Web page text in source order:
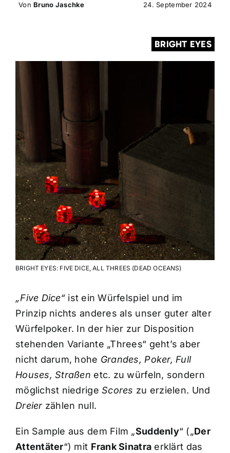
VonBruno Jaschke 24. September 2024
BRIGHT EYES
BRIGHT EYES: FIVE DICE, ALL THREES (DEAD OCEANS)
„Five Dice“ist ein Würfelspiel und im
Prinzip nichts anderes als unser guter alter
Würfelpoker. In der hier zur Disposition
stehenden Variante „Threes“ geht’s aber
nicht darum, hohe Grandes, Poker, Full
Houses, Straßen etc. zu würfeln, sondern
möglichst niedrigeScores zu erzielen. Und
Dreierzählen null.
Ein Sample aus dem Film „Suddenly“ („Der
Attentäter“) mit Frank Sinatra erklärt das